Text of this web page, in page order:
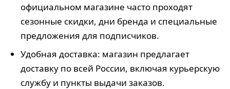
официальном магазине часто проходят
сезонные скидки, дни бренда и специальные
предложения для подписчиков.
Удобная доставка: магазин предлагает
доставку по всей России, включая курьерскую
службу и пункты выдачи заказов.